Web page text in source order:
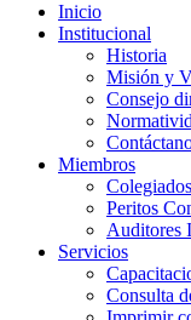
Inicio
Institucional
Historia
Misión y
Consejo
Miembros
Colegiados
Peritos
Auditores
Servicios
Consulta